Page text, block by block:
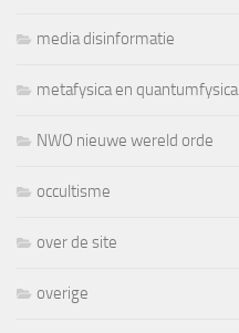
media disinformatie
metafysica en quantumfysica
NWO nieuwe wereld orde
occultisme
over de site
overige